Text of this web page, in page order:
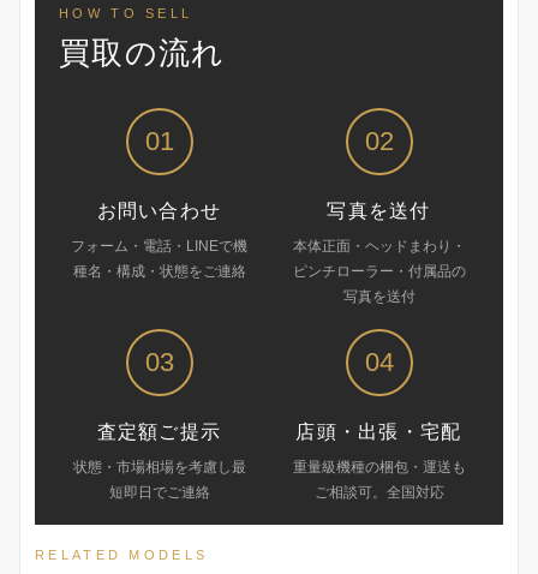
HOW TO SELL
買取の流れ
01
お問い合わせ
フォーム・電話・LINEで機
種名・構成・状態をご連絡
02
写真を送付
本体正面・ヘッドまわり・
ピンチローラー・付属品の
写真を送付
03
査定額ご提示
状態・市場相場を考慮し最
短即日でご連絡
04
店頭・出張・宅配
重量級機種の梱包・運送も
ご相談可。全国対応
RELATED MODELS